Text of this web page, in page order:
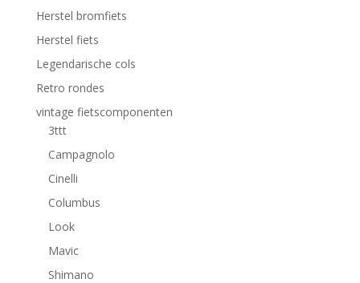
Herstel bromfiets
Herstel fiets
Legendarische cols
Retro rondes
vintage fietscomponenten
3ttt
Campagnolo
Cinelli
Columbus
Look
Mavic
Shimano